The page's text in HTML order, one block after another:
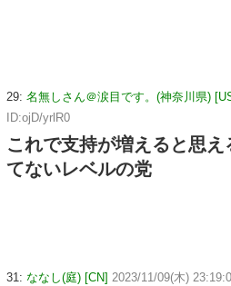
29: 名無しさん＠涙目です。(神奈川県)
ID:ojD/yrlR0
これで支持が増えると思
てないレベルの党
31: ななし(庭) [CN] 2023/11/09(木)